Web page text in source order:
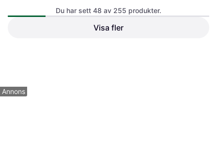
Du har sett 48 av 255 produkter.
Visa fler
Annons